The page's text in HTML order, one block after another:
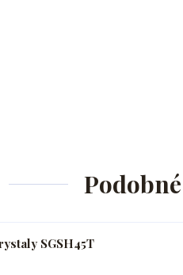
SGSH45T